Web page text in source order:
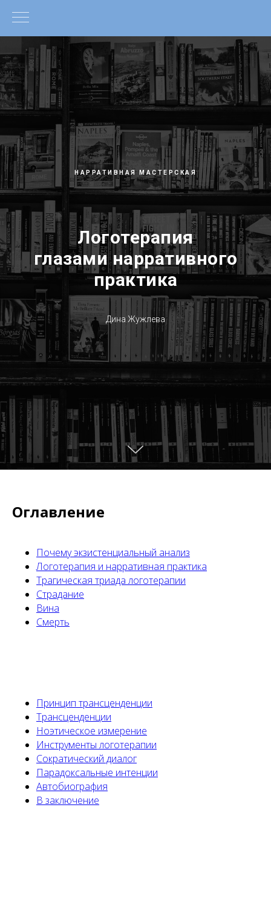
НАРРАТИВНАЯ МАСТЕРСКАЯ
Логотерапия
глазами нарративного
практика
Дина Жужлева
Оглавление
Почему экзистенциальный анализ
Логотерапия и нарративная практика
Трагическая триада логотерапии
Страдание
Вина
Смерть
Принцип трансценденции
Трансценденции
Ноэтическое измерение
Инструменты логотерапии
Сократический диалог
Парадоксальные интенции
Автобиография
В заключение